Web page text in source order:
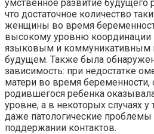
умственное развитие будущего
что достаточное количество
женщины во время
высокому уровню координации
языковым и коммуникативным
будущем. Также была
зависимость: при недостатке
матери во время беременности,
родившегося ребенка
уровне, а в некоторых случаях у
даже патологические проблемы
поддержании контактов.